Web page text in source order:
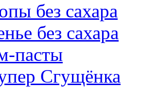
без сахара
без сахара
пасты
Сгущёнка